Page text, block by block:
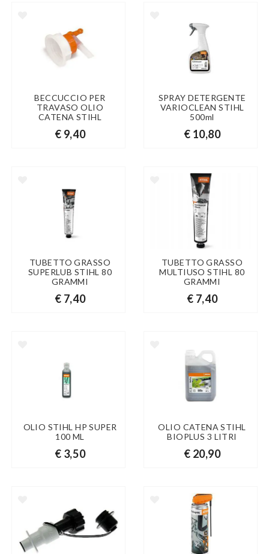
BECCUCCIO PER
TRAVASO OLIO
CATENA STIHL
€ 9,40
SPRAY DETERGENTE
VARIOCLEAN STIHL
500ml
€ 10,80
TUBETTO GRASSO
SUPERLUB STIHL 80
GRAMMI
€ 7,40
TUBETTO GRASSO
MULTIUSO STIHL 80
GRAMMI
€ 7,40
OLIO STIHL HP SUPER
100 ML
€ 3,50
OLIO CATENA STIHL
BIOPLUS 3 LITRI
€ 20,90